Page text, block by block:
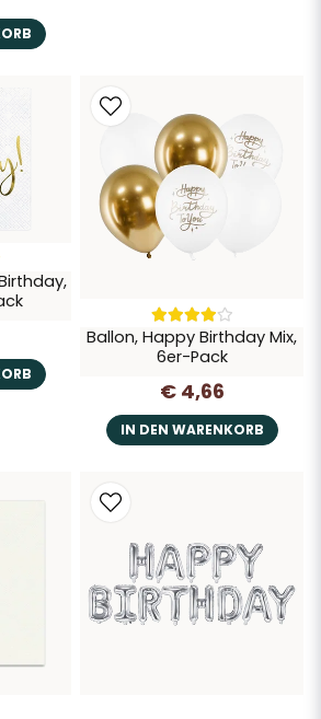
Ballon, Happy Birthday Mix,
6er-Pack
€ 4,66
IN DEN WARENKORB